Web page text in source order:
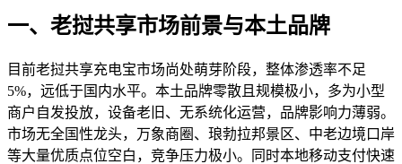
一、老挝共享市场前景与本土品牌
目前老挝共享充电宝市场尚处萌芽阶段，整体渗透率不足
5%，远低于国内水平。本土品牌零散且规模极小，多为小型
商户自发投放，设备老旧、无系统化运营，品牌影响力薄弱。
市场无全国性龙头，万象商圈、琅勃拉邦景区、中老边境口岸
等大量优质点位空白，竞争压力极小。同时本地移动支付快速